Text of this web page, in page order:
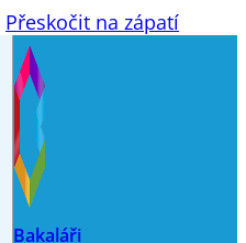
Přeskočit na zápatí
Bakaláři